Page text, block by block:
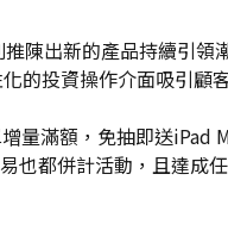
陳出新的產品持續引
的投資操作介面吸引
量滿額，免抽即送
也都併計活動，且達